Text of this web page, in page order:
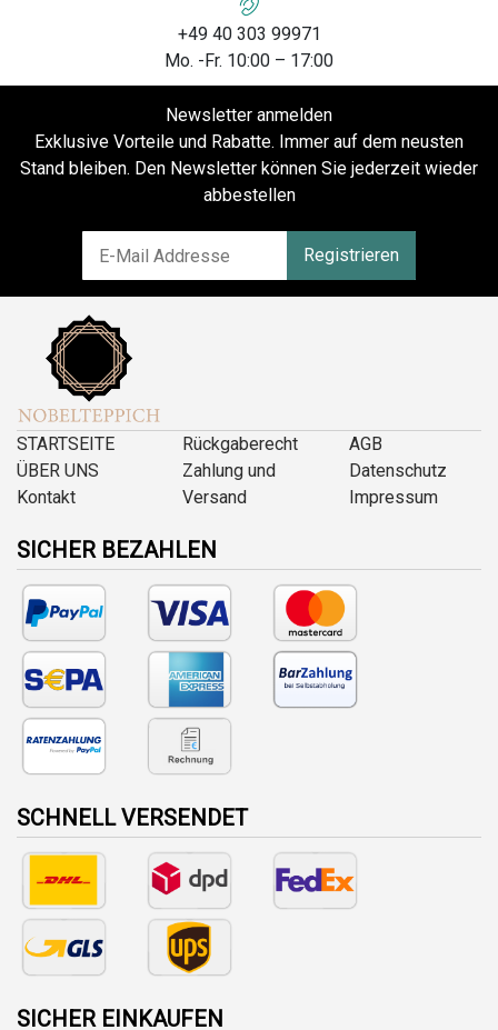
+49 40 303 99971
Mo. -Fr. 10:00 – 17:00
Newsletter anmelden
Exklusive Vorteile und Rabatte. Immer auf dem neusten
Stand bleiben. Den Newsletter können Sie jederzeit wieder
abbestellen
Registrieren
STARTSEITE
ÜBER UNS
Kontakt
Rückgaberecht
Zahlung und
Versand
AGB
Datenschutz
Impressum
SICHER BEZAHLEN
SCHNELL VERSENDET
SICHER EINKAUFEN